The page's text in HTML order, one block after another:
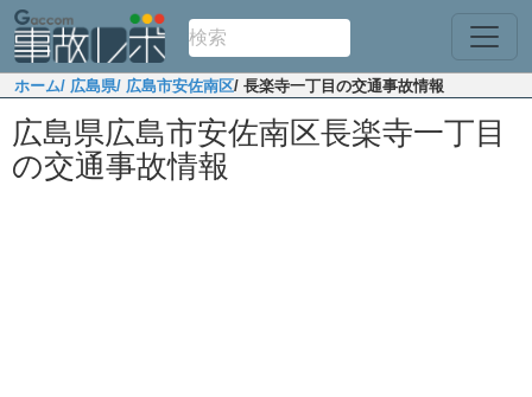
ホーム/ 広島県/ 広島市安佐南区/ 長楽寺一丁目の交通事故情報
広島県広島市安佐南区長楽寺一丁目
の交通事故情報